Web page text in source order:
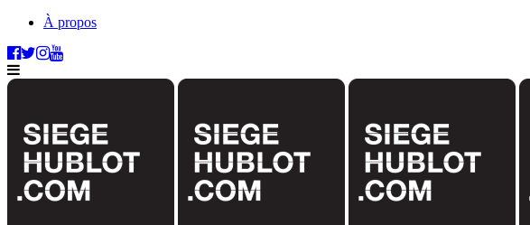
À propos